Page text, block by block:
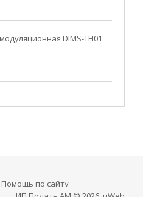
DIMS-TH01
Помощь по сайту